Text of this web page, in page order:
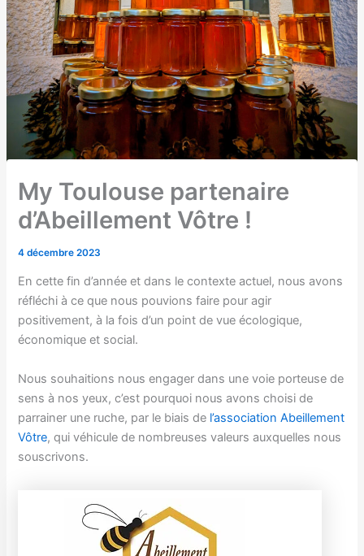
My Toulouse partenaire
d’Abeillement Vôtre !
4 décembre 2023
En cette fin d’année et dans le contexte actuel, nous avons
réfléchi à ce que nous pouvions faire pour agir
positivement, à la fois d’un point de vue écologique,
économique et social.
Nous souhaitions nous engager dans une voie porteuse de
sens à nos yeux, c’est pourquoi nous avons choisi de
parrainer une ruche, par le biais de l’association Abeillement
Vôtre, qui véhicule de nombreuses valeurs auxquelles nous
souscrivons.